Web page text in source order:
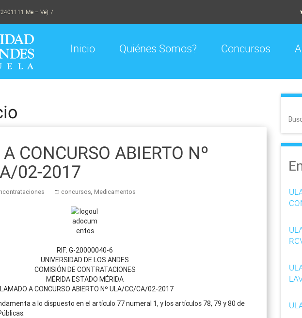
Me – Ve)
Inicio Quiénes Somos? Concursos
CONCURSO ABIERTO Nº
02-2017
concursos, Medicamentos
RIF: G-20000040-6
UNIVERSIDAD DE LOS ANDES
COMISIÓN DE CONTRATACIONES
MÉRIDA ESTADO MÉRIDA
A CONCURSO ABIERTO Nº ULA/CC/CA/02-2017
a lo dispuesto en el artículo 77 numeral 1, y los artículos 78, 79 y 80 de